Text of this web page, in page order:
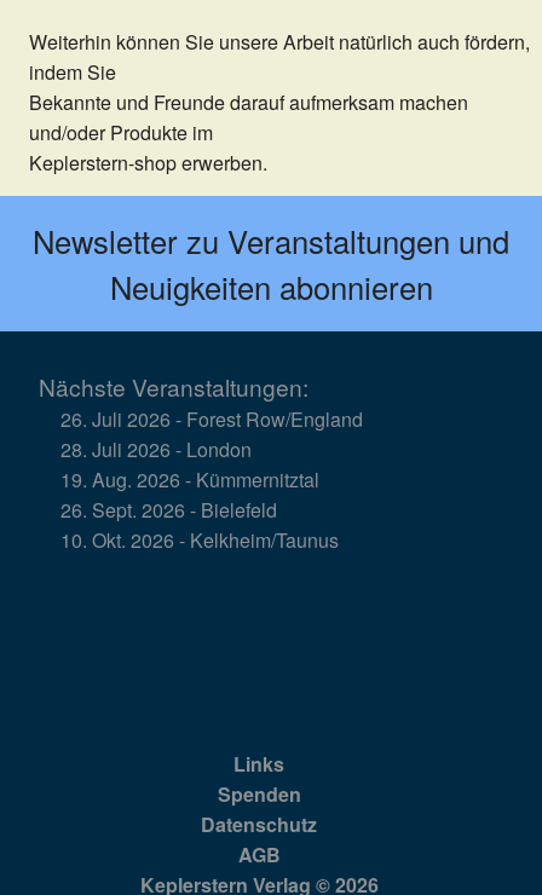
Weiterhin können Sie unsere Arbeit natürlich auch fördern,
indem Sie
Bekannte und Freunde darauf aufmerksam machen
und/oder Produkte im
Keplerstern-shop erwerben.
Newsletter zu Veranstaltungen und
Neuigkeiten abonnieren
Nächste Veranstaltungen:
26. Juli 2026 - Forest Row/England
28. Juli 2026 - London
19. Aug. 2026 - Kümmernitztal
26. Sept. 2026 - Bielefeld
10. Okt. 2026 - Kelkheim/Taunus
Links
Spenden
Datenschutz
AGB
Keplerstern Verlag © 2026